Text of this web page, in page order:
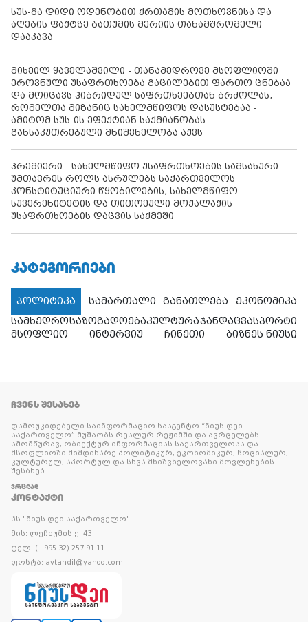
სუს-მა დიდი ოდენობით ქრთამის მოთხოვნისა და
აღების ფაქტზე ბათუმის მერიის თანამშრომელი
დააკავა
მიხეილ ყაველაშვილი - თანამედროვე მსოფლიოში
ეროვნული უსაფრთხოება გაცილებით ფართო ცნებაა
და მოიცავს ჰიბრიდულ საფრთხეებთან ბრძოლას,
რომელთა მიზანიც სახელმწიფოს დასუსტებაა -
ამიტომ სუს-ის ეფექტიან საქმიანობას
განსაკუთრებული მნიშვნელობა აქვს
პრემიერი - სახელმწიფო უსაფრთხოების სამსახური
უმთავრეს როლს ასრულებს საქართველოს
კონსტიტუციური წყობილების, სახელმწიფო
სუვერენიტეტის და თითოეული მოქალაქის
უსაფრთხოების დაცვის საქმეში
ᲙᲐᲢᲔᲒᲝᲠᲘᲔᲑᲘ
პოლიტიკა სამართალი განათლება
ეკონომიკა
სამხედროსაზოგადოებაკულტურაჯანდაცვასპორტი
მსოფლიო
ინტერვიუ ჩინეთი ბიზნეს ნიუსი
ᲩᲕᲔᲜᲡ ᲨᲔᲡᲐᲮᲔᲑ
დამოუკიდებელი საინფორმაციო სააგენტო “ნიუს დეი
საქართველო” მუშაობს რეალურ რეჟიმში და ავრცელებს
ამომწურავ, ობიექტურ ინფორმაციას საქართველოსა და
მსოფლიოში მიმდინარე პოლიტიკურ, ეკონომიკურ, სოციალურ,
კულტურულ, სპორტულ და სხვა მნიშვნელოვანი მოვლენების
შესახებ.
ᲕᲠᲪᲚᲐᲓ
ᲙᲝᲜᲢᲐᲥᲢᲘ
პს "ნიუს დეი საქართველო"
მის: ლეჩხუმის ქ. 43
ტელ: (+995 32) 257 91 11
ფოსტა: avtandil@yahoo.com